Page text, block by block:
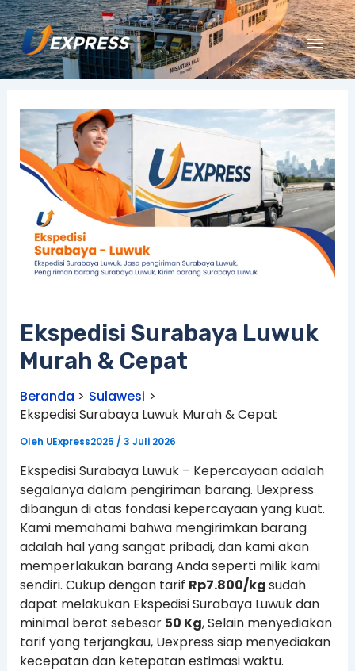
Lewati
ke
konten
Ekspedisi Surabaya Luwuk
Murah & Cepat
Beranda
Sulawesi
Ekspedisi Surabaya Luwuk Murah & Cepat
Oleh UExpress2025 / 3 Juli 2026
Ekspedisi Surabaya Luwuk – Kepercayaan adalah
segalanya dalam pengiriman barang. Uexpress
dibangun di atas fondasi kepercayaan yang kuat.
Kami memahami bahwa mengirimkan barang
adalah hal yang sangat pribadi, dan kami akan
memperlakukan barang Anda seperti milik kami
sendiri. Cukup dengan tarif Rp7.800/kgsudah
dapat melakukan Ekspedisi Surabaya Luwuk dan
minimal berat sebesar 50 Kg, Selain menyediakan
tarif yang terjangkau, Uexpress siap menyediakan
kecepatan dan ketepatan estimasi waktu.